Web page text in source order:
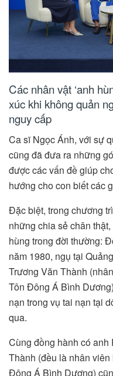
Các nhân vật ‘anh
xúc khi không quản
nguy cấp
Ca sĩ Ngọc Ánh, với sự
cũng đã đưa ra những
được các vấn đề giúp
hướng cho con biết các
Đặc biệt, trong chương
những chia sẻ chân
hùng trong đời thường:
năm 1980, ngụ tại
Trương Văn Thành
Tôn Đông Á Bình
nạn trong vụ tai nạn tại
qua.
Cùng đồng hành có anh
Thành (đều là nhân
Đông Á Bình Dương)